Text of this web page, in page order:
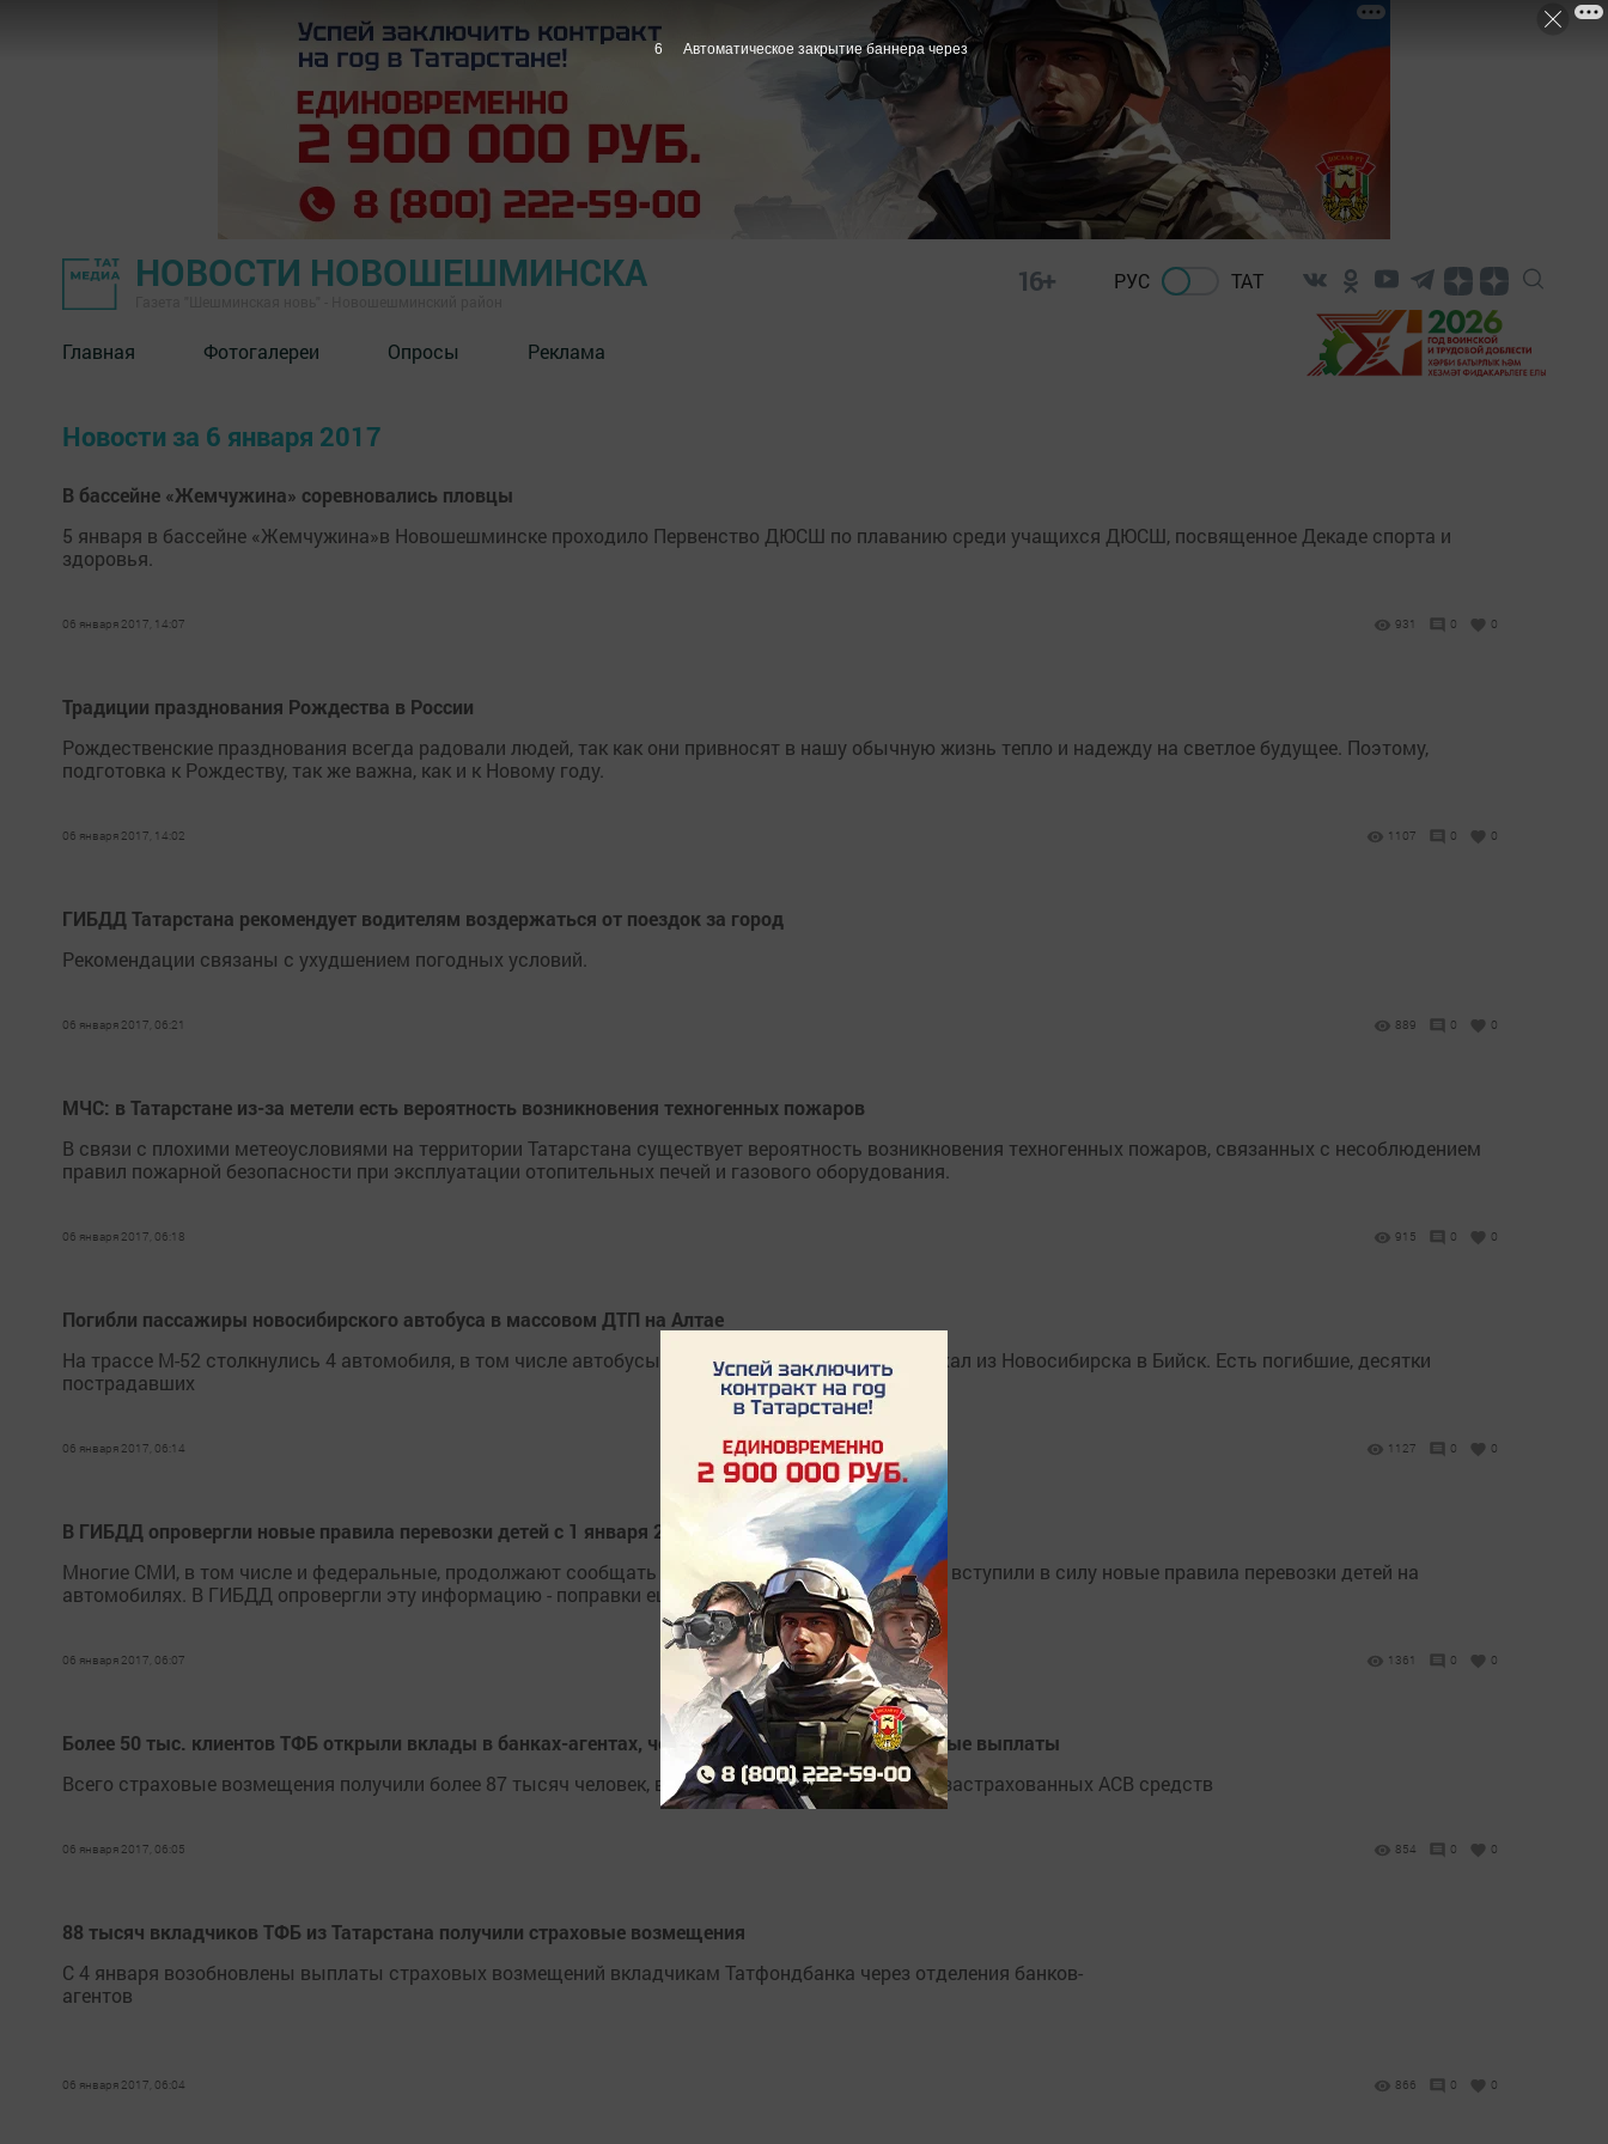
НОВОСТИ НОВОШЕШМИНСКА 16+ РУС ТАТ
Главная Фотогалереи Опросы Реклама
Новости за 6 января 2017
В бассейне «Жемчужина» соревновались пловцы
5 января в бассейне «Жемчужина»в Новошешминске проходило Первенство ДЮСШ по плаванию среди учащихся ДЮСШ, посвященное Декаде спорта и
здоровья.
06 января 2017, 14:07 931 0 0
Традиции празднования Рождества в России
Рождественские празднования всегда радовали людей, так как они привносят в нашу обычную жизнь тепло и надежду на светлое будущее. Поэтому,
подготовка к Рождеству, так же важна, как и к Новому году.
06 января 2017, 14:02 1107 0 0
ГИБДД Татарстана рекомендует водителям воздержаться от поездок за город
Рекомендации связаны с ухудшением погодных условий.
06 января 2017, 06:21 889 0 0
МЧС: в Татарстане из-за метели есть вероятность возникновения техногенных пожаров
В связи с плохими метеоусловиями на территории Татарстана существует вероятность возникновения техногенных пожаров, связанных с несоблюдением
правил пожарной безопасности при эксплуатации отопительных печей и газового оборудования.
06 января 2017, 06:18 915 0 0
Погибли пассажиры новосибирского автобуса в массовом ДТП на Алтае
На трассе М-52 столкнулись 4 автомобиля, в том числе автобусы ЛАЗ и Higer, один из которых ехал из Новосибирска в Бийск. Есть погибшие, десятки
пострадавших
06 января 2017, 06:14 1127 0 0
В ГИБДД опровергли новые правила перевозки детей с 1 января 2017
Многие СМИ, в том числе и федеральные, продолжают сообщать о том, что с 1 января 2017 года вступили в силу новые правила перевозки детей на
автомобилях. В ГИБДД опровергли эту информацию - поправки еще не подписаны.
06 января 2017, 06:07 1361 0 0
Более 50 тыс. клиентов ТФБ открыли вклады в банках-агентах, через которые получали страховые выплаты
Всего страховые возмещения получили более 87 тысяч человек, выплачено более 70 процентов застрахованных АСВ средств
06 января 2017, 06:05 854 0 0
88 тысяч вкладчиков ТФБ из Татарстана получили страховые возмещения
С 4 января возобновлены выплаты страховых возмещений вкладчикам Татфондбанка через отделения банков-
агентов
06 января 2017, 06:04 866 0 0
6 Автоматическое закрытие баннера через